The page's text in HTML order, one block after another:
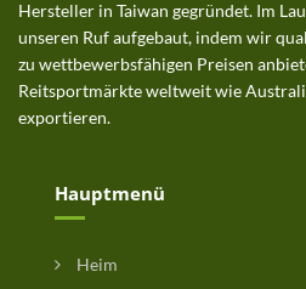
Hersteller in Taiwan gegründet. Im
unseren Ruf aufgebaut, indem wir
zu wettbewerbsfähigen Preisen
Reitsportmärkte weltweit wie
exportieren.
Hauptmenü
Heim